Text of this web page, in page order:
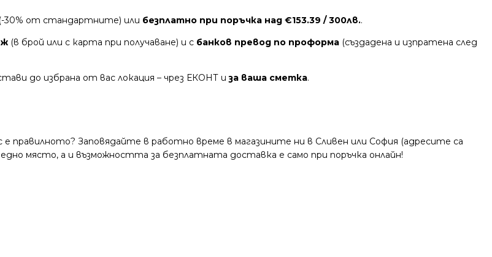
30% от стандартните) или безплатно при поръчка над €153.39 / 300лв..
(в брой или с карта при получаване) и с банков превод по проформа (създадена и изпратена след
до избрана от вас локация – чрез ЕКОНТ иза ваша сметка.
Заповядайте в работно време в магазините ни в Сливен или София (адресите са
място, а и възможността за безплатната доставка е само при поръчка онлайн!